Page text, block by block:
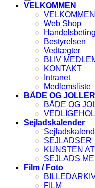
VELKOMMEN
VELKOMMEN
Web Shop
Bestyrelsen
Vedtægter
BLIV
KONTAKT
Intranet
Medlemsliste
BÅDE OG JOLLER
BÅDE OG
Sejladskalender
SEJLADSER
KUNSTEN
SEJLADS
Film / Foto
FILM